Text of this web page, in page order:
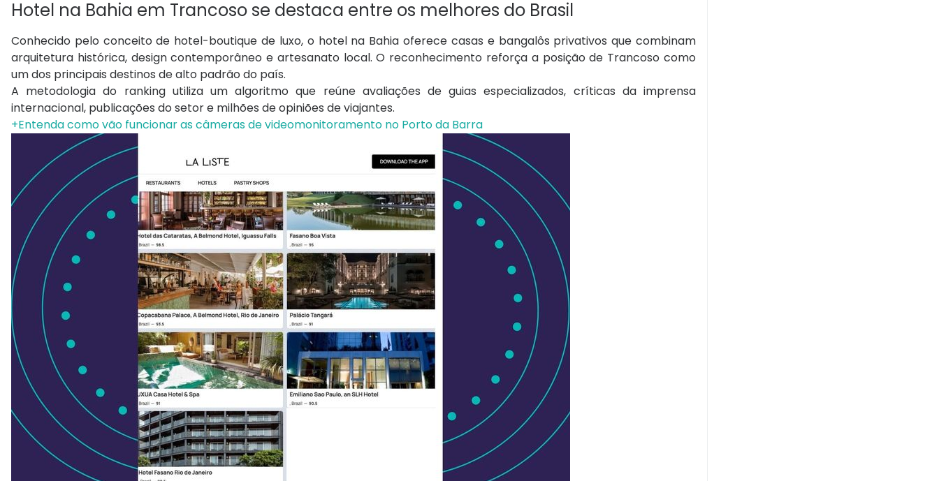
Hotel na Bahia em Trancoso se destaca entre os melhores do Brasil
Conhecido pelo conceito de hotel-boutique de luxo, o hotel na Bahia oferece casas e bangalôs privativos que combinam
arquitetura histórica, design contemporâneo e artesanato local. O reconhecimento reforça a posição de Trancoso como
um dos principais destinos de alto padrão do país.
A metodologia do ranking utiliza um algoritmo que reúne avaliações de guias especializados, críticas da imprensa
internacional, publicações do setor e milhões de opiniões de viajantes.
+Entenda como vão funcionar as câmeras de videomonitoramento no Porto da Barra